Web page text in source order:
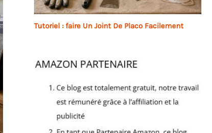
Tutoriel : faire Un Joint De Placo Facilement